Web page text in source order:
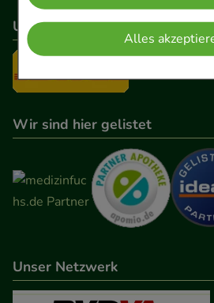
verzichtet werden kann.
Komfort:Diese Cookies werden
Einkaufserlebnis noch
Besuchers oder unsere Seite an
Verhaltensweisen (z.B.
anzupassen. Komfort-Cookies
auch auf Ihre Bedürfnisse
anzuzeigen und unser
Statistik & Tracking:
Informationen über die Art und
Alles
Unser Versanddienstleister
Wir sind hier gelistet
Unser Netzwerk